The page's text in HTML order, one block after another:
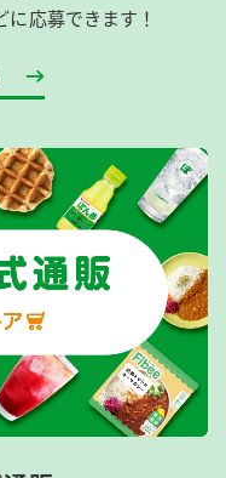
応募できます！